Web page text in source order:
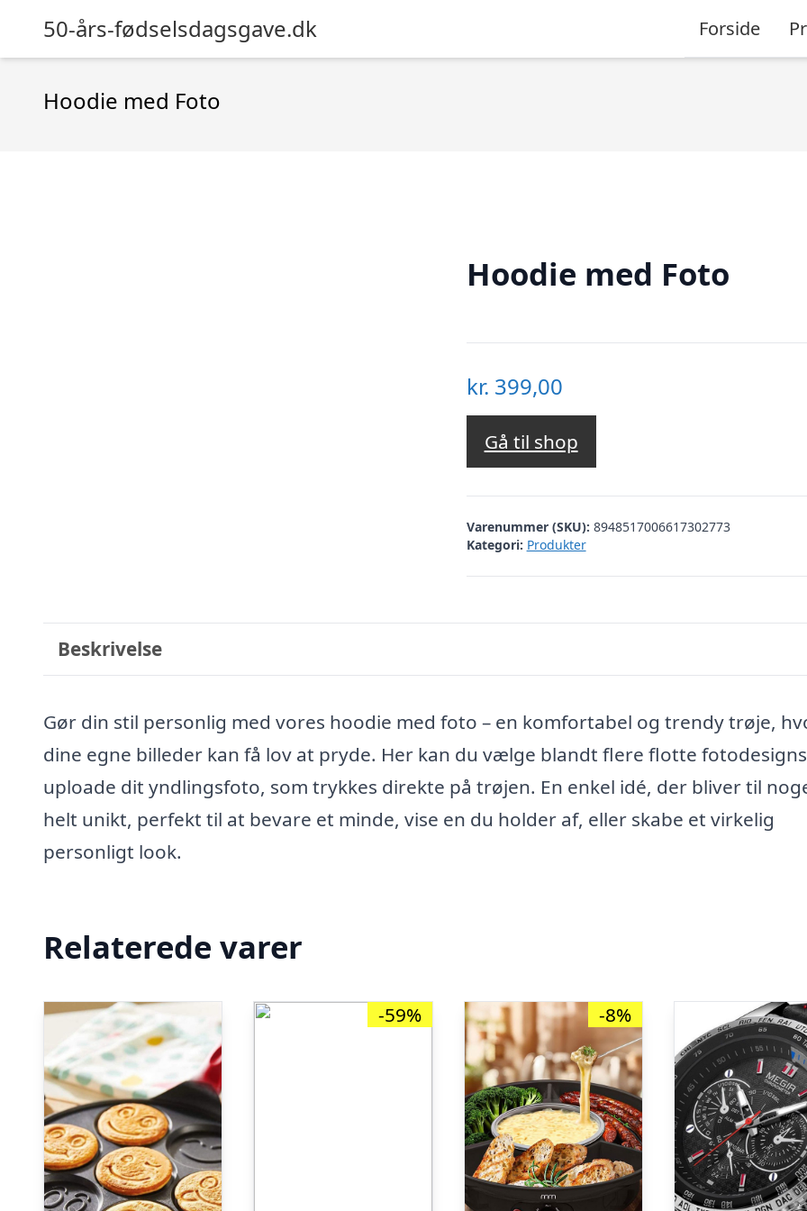
50-års-fødselsdagsgave.dk Forside
Hoodie med Foto
Hoodie med Foto
kr. 399,00
Gå til shop
Varenummer (SKU): 8948517006617302773
Kategori: Produkter
Beskrivelse
Gør din stil personlig med vores hoodie med foto – en komfortabel og trendy trøje,
dine egne billeder kan få lov at pryde. Her kan du vælge blandt flere flotte
uploade dit yndlingsfoto, som trykkes direkte på trøjen. En enkel idé, der bliver til
helt unikt, perfekt til at bevare et minde, vise en du holder af, eller skabe et virkelig
personligt look.
Relaterede varer
-59% -8%